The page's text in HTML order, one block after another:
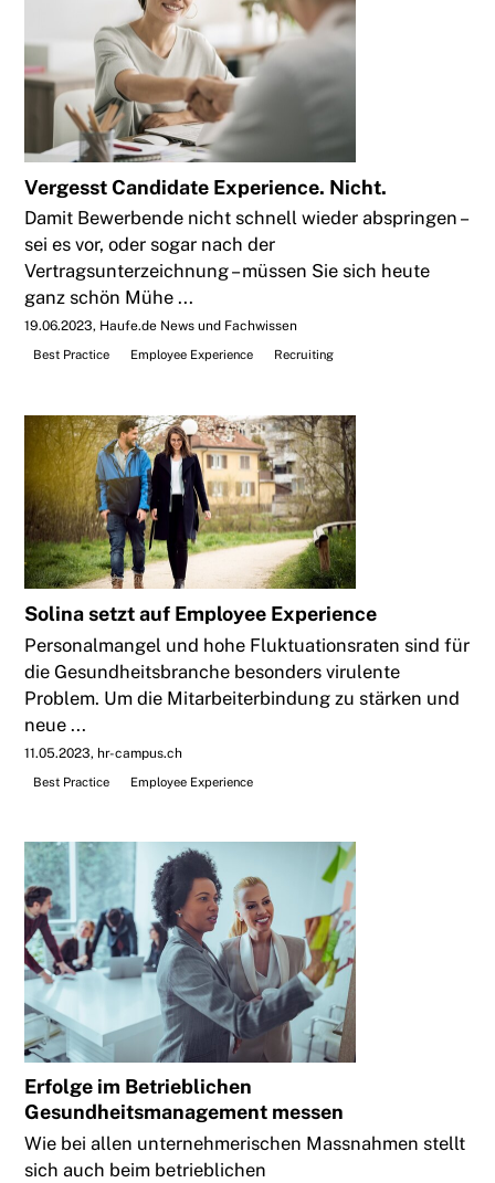
Vergesst Candidate Experience. Nicht.
Damit Bewerbende nicht schnell wieder abspringen –
sei es vor, oder sogar nach der
Vertragsunterzeichnung – müssen Sie sich heute
ganz schön Mühe ...
19.06.2023 Haufe.de News und Fachwissen
Best Practice
Employee Experience Recruiting
Solina setzt auf Employee Experience
Personalmangel und hohe Fluktuationsraten sind für
die Gesundheitsbranche besonders virulente
Problem. Um die Mitarbeiterbindung zu stärken und
neue ...
11.05.2023 hr-campus.ch
Best Practice
Employee Experience
Erfolge im Betrieblichen
Gesundheitsmanagement messen
Wie bei allen unternehmerischen Massnahmen stellt
sich auch beim betrieblichen